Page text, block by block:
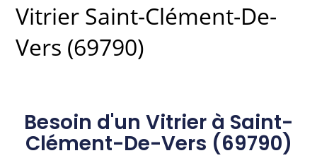
Vitrier Saint-Clément-De-
Vers (69790)
Besoin d'un Vitrier à Saint-
Clément-De-Vers (69790)